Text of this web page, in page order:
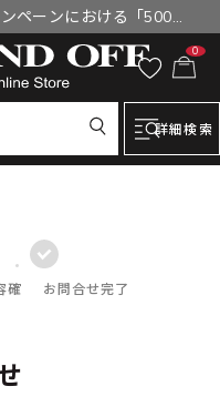
ペーンにおける「500円
と補填について
0
詳細検索
確
お問合せ完了